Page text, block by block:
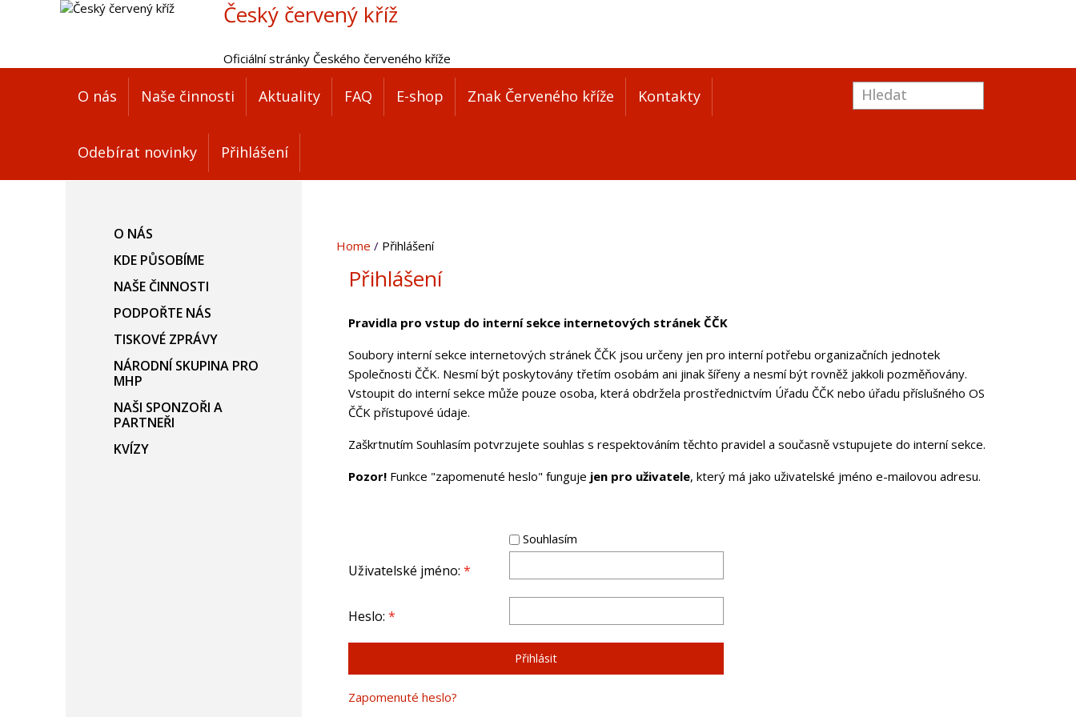
Český červený kříž
Oficiální stránky Českého červeného kříže
O nás Naše činnosti Aktuality FAQ E-shop Znak Červeného kříže Kontakty
Odebírat novinky Přihlášení
Home Přihlášení
Přihlášení
Pravidla pro vstup do interní sekce internetových stránek ČČK
Soubory interní sekce internetových stránek ČČK jsou určeny jen pro interní potřebu organizačních jednotek
Společnosti ČČK. Nesmí být poskytovány třetím osobám ani jinak šířeny a nesmí být rovněž jakkoli pozměňovány.
Vstoupit do interní sekce může pouze osoba, která obdržela prostřednictvím Úřadu ČČK nebo úřadu příslušného OS
ČČK přístupové údaje.
Zaškrtnutím Souhlasím potvrzujete souhlas s respektováním těchto pravidel a současně vstupujete do interní sekce.
Pozor!Funkce "zapomenuté heslo" funguje jen pro uživatele, který má jako uživatelské jméno e-mailovou adresu.
Souhlasím
Uživatelské jméno: *
Heslo: *
Zapomenuté heslo?
O NÁS
KDE PŮSOBÍME
NAŠE ČINNOSTI
PODPOŘTE NÁS
TISKOVÉ ZPRÁVY
NÁRODNÍ SKUPINA PRO
MHP
NAŠI SPONZOŘI A
PARTNEŘI
KVÍZY